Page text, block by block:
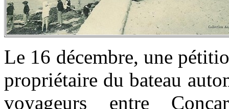
Le 16 décembre, une
propriétaire du bateau
voyageurs entre